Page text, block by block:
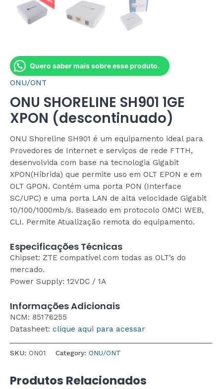
Quero saber mais sobre esse produto.
ONU/ONT
ONU SHORELINE SH901 1GE
XPON (descontinuado)
ONU Shoreline SH901 é um equipamento ideal para
Provedores de Internet e serviços de rede FTTH,
desenvolvida com base na tecnologia Gigabit
XPON(Híbrida) que permite uso em OLT EPON e em
OLT GPON. Contém uma porta PON (Interface
SC/UPC) e uma porta LAN de alta velocidade Gigabit
10/100/1000mb/s. Baseado em protocolo OMCI WEB,
CLI. Permite Atualização remota do equipamento.
Especificações Técnicas
Chipset: ZTE compatível com todas as OLT’s do
mercado.
Power Supply: 12VDC / 1A
Informações Adicionais
NCM: 85176255
Datasheet: clique aqui para acessar
SKU: ON01 Category: ONU/ONT
Produtos Relacionados